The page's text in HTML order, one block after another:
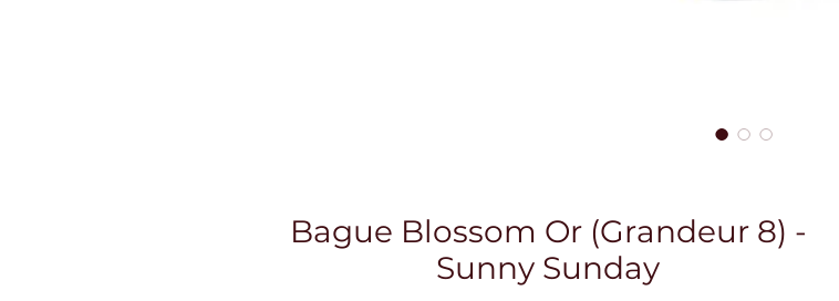
Bague Blossom Or (Grandeur 8) -
Sunny Sunday